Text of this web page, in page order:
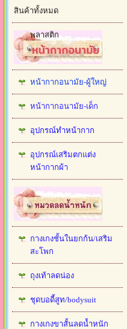
สินค้าทั้งหมด
พลาสติก
หน้ากากอนามัย-ผู้ใหญ่
หน้ากากอนามัย-เด็ก
อุปกรณ์ทำหน้ากาก
อุปกรณ์เสริมตกแต่ง
หน้ากากผ้า
กางเกงชั้นในยกก้น/เสริม
สะโพก
ถุงเท้าลดน่อง
ชุดบอดี้สูท/bodysuit
กางเกงขาสั้นลดน้ำหนัก